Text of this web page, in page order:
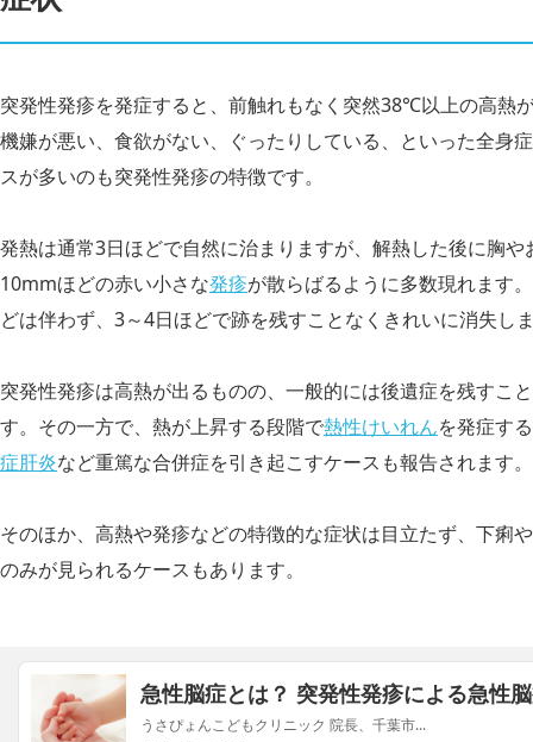
突発性発疹を発症すると、前触れもなく突然38℃以上の高熱
機嫌が悪い、食欲がない、ぐったりしている、といった全身
スが多いのも突発性発疹の特徴です。
発熱は通常3日ほどで自然に治まりますが、解熱した後に胸
10mmほどの赤い小さな発疹が散らばるように多数現れます
どは伴わず、3～4日ほどで跡を残すことなくきれいに消失し
突発性発疹は高熱が出るものの、一般的には後遺症を残すこ
す。その一方で、熱が上昇する段階で熱性けいれんを発症す
症肝炎など重篤な合併症を引き起こすケースも報告されます。
そのほか、高熱や発疹などの特徴的な症状は目立たず、下痢
のみが見られるケースもあります。
急性脳症とは？ 突発性発疹による急性
うさぴょんこどもクリニック 院長、千葉市...